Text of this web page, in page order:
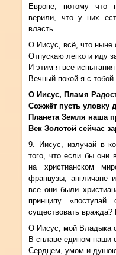
Европе, потому что
верили, что у них
власть.
О Иисус, всё, что ныне
Отпускаю легко и иду
И этим я все испытания
Вечный покой я с тобой
О Иисус, Пламя
Сожжёт пусть уловку
Планета Земля наша
Век Золотой сейчас
9. Иисус, излучай в
того, что если бы они
на христианском
французы, англичане
все они были
принципу
существовать вражда?
О Иисус, мой Владыка
В сплаве едином наши
Сердцем, умом и